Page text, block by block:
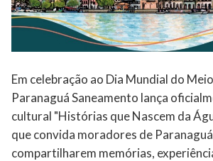
Em celebração ao Dia Mundial do
Paranaguá Saneamento lança
cultural "Histórias que Nascem da
que convida moradores de
compartilharem memórias,